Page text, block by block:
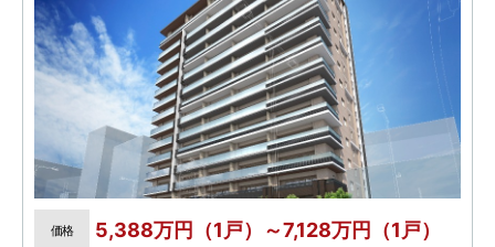
価格 5,388万円（1戸）～7,128万円（1戸）